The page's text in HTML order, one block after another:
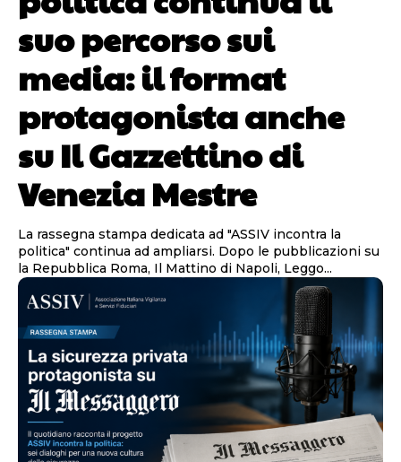
suo percorso sui
media: il format
protagonista anche
su Il Gazzettino di
Venezia Mestre
La rassegna stampa dedicata ad "ASSIV incontra la
politica" continua ad ampliarsi. Dopo le pubblicazioni su
la Repubblica Roma, Il Mattino di Napoli, Leggo...